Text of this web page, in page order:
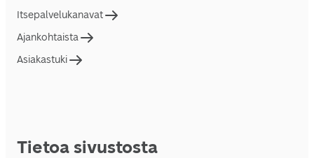
Itsepalvelukanavat
Ajankohtaista
Asiakastuki
Tietoa sivustosta